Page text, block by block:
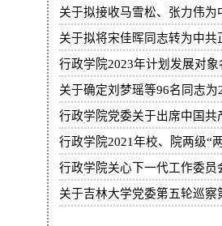
关于拟接收马雪松、张力伟
关于拟将宋佳晖同志转为中共
行政学院2023年计划发展对
关于确定刘梦瑶等96名同志
行政学院党委关于出席中国
行政学院2021年校、院两级“
行政学院关心下一代工作委员
关于吉林大学党委第五轮巡